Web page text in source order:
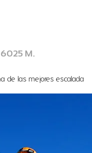
6025 M.
de las mejores escalada